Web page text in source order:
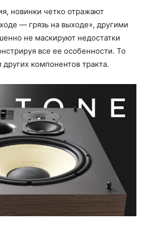
новинки четко отражают
— грязь на выходе», другими
не маскируют недостатки
все ее особенности. То
компонентов тракта.